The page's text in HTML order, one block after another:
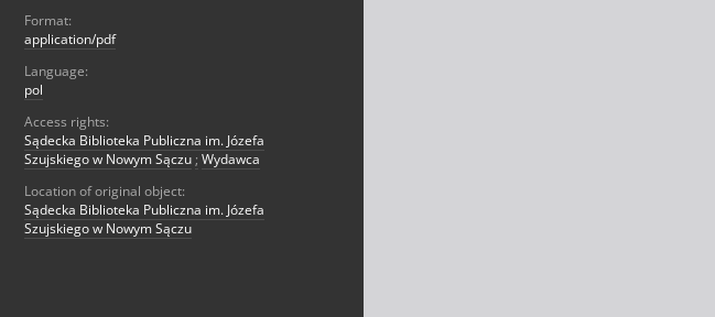
Format:
application/pdf
Language:
pol
Access rights:
Sądecka Biblioteka Publiczna im. Józefa
Szujskiego w Nowym Sączu ; Wydawca
Location of original object:
Sądecka Biblioteka Publiczna im. Józefa
Szujskiego w Nowym Sączu